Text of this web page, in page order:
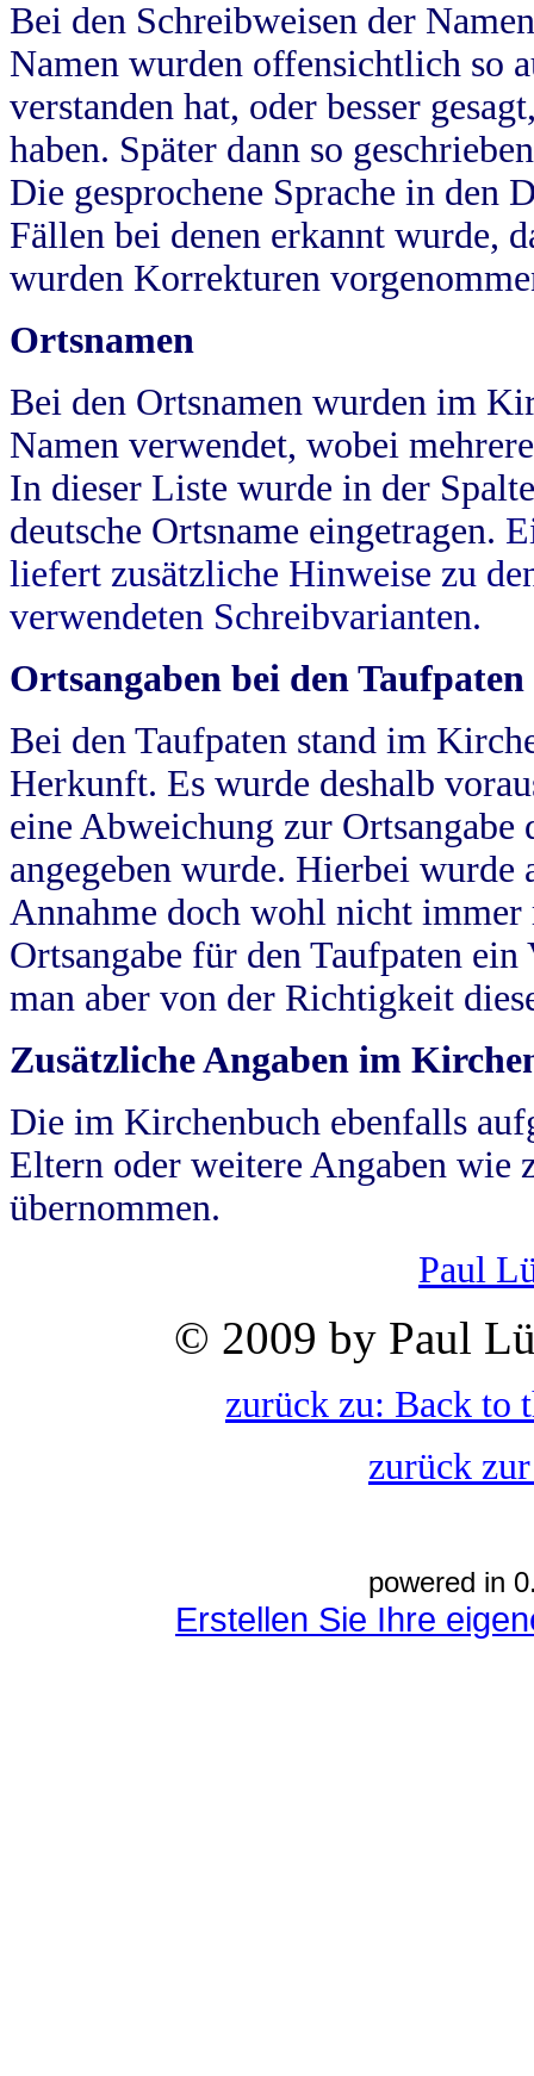
Bei den Schreibweisen der
Namen wurden offensichtlich so
verstanden hat, oder besser
haben. Später dann so
Die gesprochene Sprache in
Fällen bei denen erkannt wurde,
wurden Korrekturen
Ortsnamen
Bei den Ortsnamen wurden im
Namen verwendet, wobei
In dieser Liste wurde in der
deutsche Ortsname eingetragen.
liefert zusätzliche Hinweise zu
verwendeten Schreibvarianten.
Ortsangaben bei den Taufpaten
Bei den Taufpaten stand im
Herkunft. Es wurde deshalb
eine Abweichung zur
angegeben wurde. Hierbei wurde
Annahme doch wohl nicht
Ortsangabe für den Taufpaten
man aber von der Richtigkeit
Zusätzliche Angaben im
Die im Kirchenbuch ebenfalls
Eltern oder weitere Angaben wie
übernommen.
Paul
© 2009 by Paul
zurück zu: Back to
zurück
powered in
Erstellen Sie Ihre